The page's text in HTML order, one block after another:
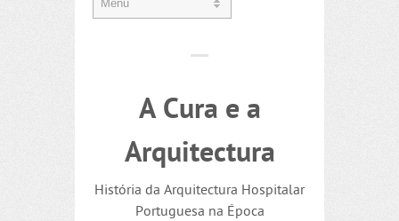
A Cura e a
Arquitectura
História da Arquitectura Hospitalar
Portuguesa na Época